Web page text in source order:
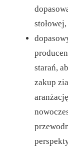
starań,
zakup